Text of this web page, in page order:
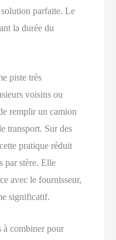
solution parfaite. Le
la durée du
piste très
voisins ou
remplir un camion
transport. Sur des
pratique réduit
par stère. Elle
avec le fournisseur,
significatif.
à combiner pour